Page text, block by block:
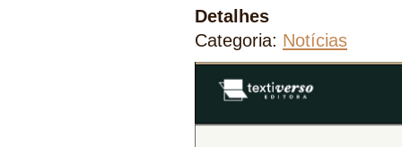
Detalhes
Categoria: Notícias